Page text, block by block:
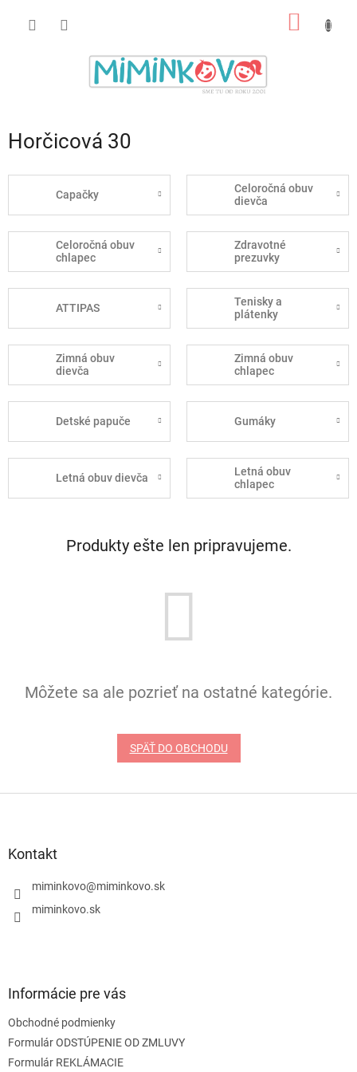
Horčicová 30
Capačky
Celoročná obuv
dievča
Celoročná obuv
chlapec
Zdravotné
prezuvky
ATTIPAS
Tenisky a
plátenky
Zimná obuv
dievča
Zimná obuv
chlapec
Detské papuče Gumáky
Letná obuv dievča
Letná obuv
chlapec
Produkty ešte len pripravujeme.
Môžete sa ale pozrieť na ostatné kategórie.
SPÄŤ DO OBCHODU
Kontakt
miminkovo@miminkovo.sk
miminkovo.sk
Informácie pre vás
Obchodné podmienky
Formulár ODSTÚPENIE OD ZMLUVY
Formulár REKLÁMACIE